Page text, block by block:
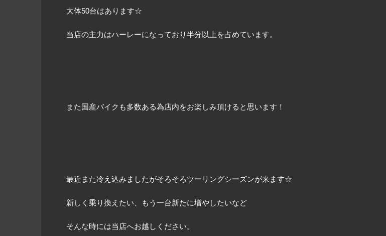
大体50台はあります☆
当店の主力はハーレーになっており半分以上を占めています。
また国産バイクも多数ある為店内をお楽しみ頂けると思います！
最近また冷え込みましたがそろそろツーリングシーズンが来ます☆
新しく乗り換えたい、もう一台新たに増やしたいなど
そんな時には当店へお越しください。